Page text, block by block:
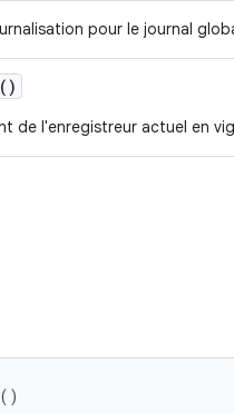
pour le journal
()
de l'enregistreur actuel en